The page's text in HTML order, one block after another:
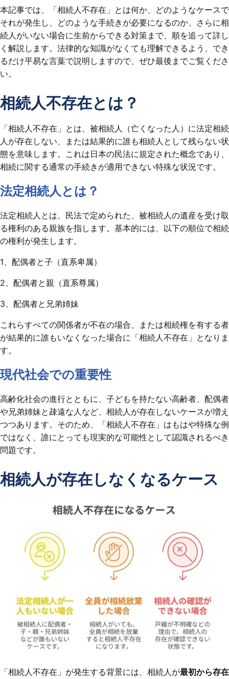
本記事では、「相続人不存在」とは何か、どのようなケースで
それが発生し、どのような手続きが必要になるのか、さらに相
続人がいない場合に生前からできる対策まで、順を追って詳し
く解説します。法律的な知識がなくても理解できるよう、でき
るだけ平易な言葉で説明しますので、ぜひ最後までご覧くださ
い。
相続人不存在とは？
「相続人不存在」とは、被相続人（亡くなった人）に法定相続
人が存在しない、または結果的に誰も相続人として残らない状
態を意味します。これは日本の民法に規定された概念であり、
相続に関する通常の手続きが適用できない特殊な状況です。
法定相続人とは？
法定相続人とは、民法で定められた、被相続人の遺産を受け取
る権利のある親族を指します。基本的には、以下の順位で相続
の権利が発生します。
1、配偶者と子（直系卑属）
2、配偶者と親（直系尊属）
3、配偶者と兄弟姉妹
これらすべての関係者が不在の場合、または相続権を有する者
が結果的に誰もいなくなった場合に「相続人不存在」となりま
す。
現代社会での重要性
高齢化社会の進行とともに、子どもを持たない高齢者、配偶者
や兄弟姉妹と疎遠な人など、相続人が存在しないケースが増え
つつあります。そのため、「相続人不存在」はもはや特殊な例
ではなく、誰にとっても現実的な可能性として認識されるべき
問題です。
相続人が存在しなくなるケース
「相続人不存在」が発生する背景には、相続人が最初から存在